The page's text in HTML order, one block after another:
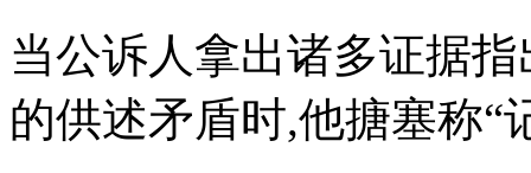
当公诉人拿出诸多证据
的供述矛盾时,他搪塞称“